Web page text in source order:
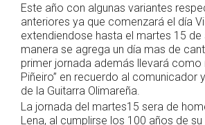
Este año con algunas variantes
anteriores ya que comenzará el día
extendiendose hasta el martes 15 de
manera se agrega un día mas de
primer jornada además llevará como
Piñeiro” en recuerdo al comunicador
de la Guitarra Olimareña.
La jornada del martes15 sera de
Lena, al cumplirse los 100 años de su